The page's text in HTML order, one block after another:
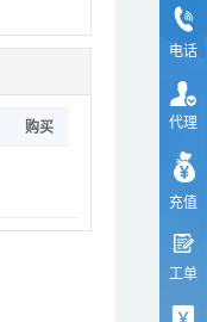
购买
电话
代理
充值
工单